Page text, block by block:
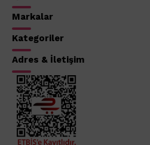
Markalar
Kategoriler
Adres & İletişim